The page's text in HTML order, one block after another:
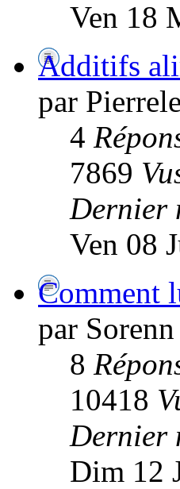
Ven 18
Additifs
par
4
7869
Dernier
Ven 08
Comment
par
8
10418
Dernier
Dim 12